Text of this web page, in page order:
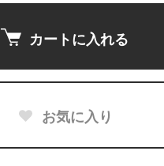
カートに入れる
お気に入り